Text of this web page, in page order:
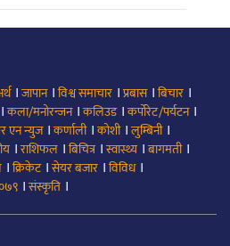
।जापान।विश्व समाचार ।प्रबास।बिचार ।
।कला/मनोरन्जन।कलिउड।कर्पोरेट/पर्यटन।
एन न्युज।कर्णाली।कोशी।लुम्बिनी।
।राशिफल ।बिचित्र।स्वास्थ्य ।बागमती।
।क्रिकेट।सेयर बजार ।विविध।
।संस्कृति ।